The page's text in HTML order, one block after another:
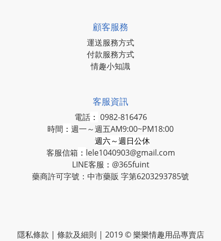
顧客服務
運送服務方式
付款服務方式
情趣小知識
客服資訊
電話： 0982-816476
時間 ： 週一～週五AM9:00~PM18:00
週六～週日公休
客服信箱 ： lele1040903@gmail.com
LINE客服 ： @365fuint
藥商許可字號：中市藥販 字第6203293785號
隱私條款 | 條款及細則 | 2019 © 樂樂情趣用品專賣店